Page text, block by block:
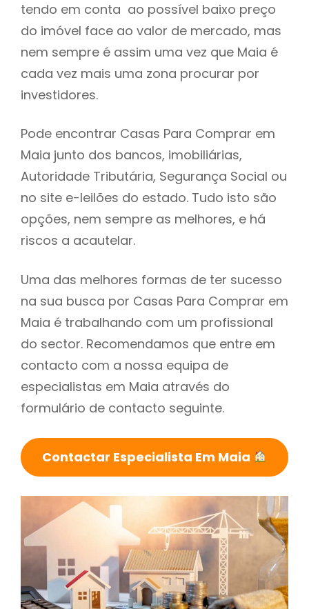
tendo em conta ao possível baixo preço
do imóvel face ao valor de mercado, mas
nem sempre é assim uma vez que Maia é
cada vez mais uma zona procurar por
investidores.
Pode encontrar Casas Para Comprar em
Maia junto dos bancos, imobiliárias,
Autoridade Tributária, Segurança Social ou
no site e-leilões do estado. Tudo isto são
opções, nem sempre as melhores, e há
riscos a acautelar.
Uma das melhores formas de ter sucesso
na sua busca por Casas Para Comprar em
Maia é trabalhando com um profissional
do sector. Recomendamos que entre em
contacto com a nossa equipa de
especialistas em Maia através do
formulário de contacto seguinte.
Contactar Especialista Em Maia